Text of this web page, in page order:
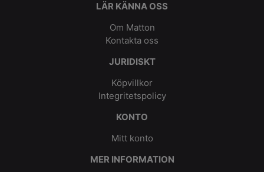
LÄR KÄNNA OSS
Om Matton
Kontakta oss
JURIDISKT
Köpvillkor
Integritetspolicy
KONTO
Mitt konto
MER INFORMATION